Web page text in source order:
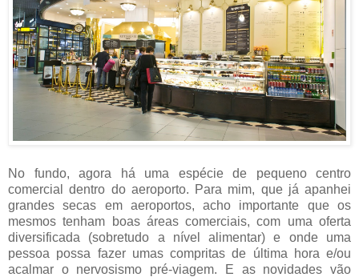
No fundo, agora há uma espécie de pequeno centro
comercial dentro do aeroporto. Para mim, que já apanhei
grandes secas em aeroportos, acho importante que os
mesmos tenham boas áreas comerciais, com uma oferta
diversificada (sobretudo a nível alimentar) e onde uma
pessoa possa fazer umas compritas de última hora e/ou
acalmar o nervosismo pré-viagem. E as novidades vão